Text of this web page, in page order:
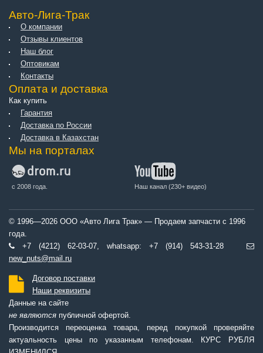
Авто-Лига-Трак
О компании
Отзывы клиентов
Наш блог
Оптовикам
Контакты
Оплата и доставка
Как купить
Гарантия
Доставка по России
Доставка в Казахстан
Мы на порталах
с 2008 года. Наш канал (230+ видео)
© 1996—2026 ООО «Авто Лига Трак» — Продаем запчасти с 1996
года.
+7 (4212) 62-03-07, whatsapp: +7 (914) 543-31-28
new_nuts@mail.ru
Договор поставки
Наши реквизиты
Данные на сайте
не являются публичной офертой.
Производится переоценка товара, перед покупкой проверяйте
актуальность цены по указанным телефонам. КУРС РУБЛЯ